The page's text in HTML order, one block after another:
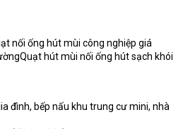
nối ống hút mùi công nghiệp giá
hút mùi nối ống hút sạch khói
đình, bếp nấu khu trung cư mini, nhà